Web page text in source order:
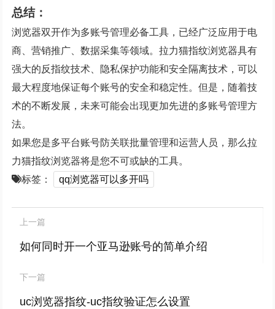
总结：
浏览器双开作为多账号管理必备工具，已经广泛应用于电
商、营销推广、数据采集等领域。拉力猫指纹浏览器具有
强大的反指纹技术、隐私保护功能和安全隔离技术，可以
最大程度地保证每个账号的安全和稳定性。但是，随着技
术的不断发展，未来可能会出现更加先进的多账号管理方
法。
如果您是多平台账号防关联批量管理和运营人员，那么拉
力猫指纹浏览器将是您不可或缺的工具。
标签：
qq浏览器可以多开吗
上一篇
如何同时开一个亚马逊账号的简单介绍
下一篇
uc浏览器指纹-uc指纹验证怎么设置